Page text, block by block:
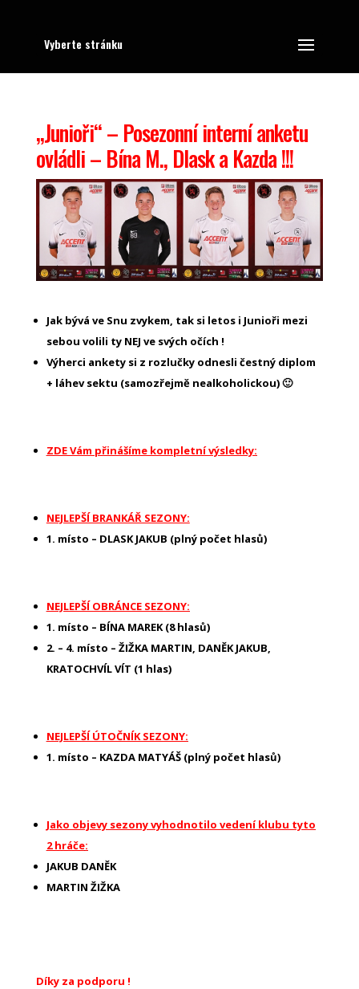
Vyberte stránku
„Junioři“ – Posezonní interní anketu
ovládli – Bína M., Dlask a Kazda !!!
Jak bývá ve Snu zvykem, tak si letos i Junioři mezi
sebou volili ty NEJ ve svých očích !
Výherci ankety si z rozlučky odnesli čestný diplom
+ láhev sektu (samozřejmě nealkoholickou) 🙂
ZDE Vám přinášíme kompletní výsledky:
NEJLEPŠÍ BRANKÁŘ SEZONY:
1. místo – DLASK JAKUB (plný počet hlasů)
NEJLEPŠÍ OBRÁNCE SEZONY:
1. místo – BÍNA MAREK (8 hlasů)
2. – 4. místo – ŽIŽKA MARTIN, DANĚK JAKUB,
KRATOCHVÍL VÍT (1 hlas)
NEJLEPŠÍ ÚTOČNÍK SEZONY:
1. místo – KAZDA MATYÁŠ (plný počet hlasů)
Jako objevy sezony vyhodnotilo vedení klubu tyto
2 hráče:
JAKUB DANĚK
MARTIN ŽIŽKA
Díky za podporu !